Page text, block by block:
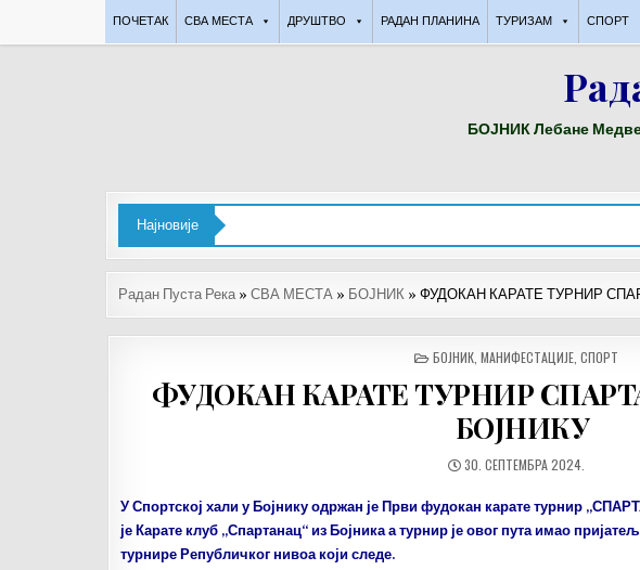
ПОЧЕТАК СВА МЕСТА ДРУШТВО РАДАН ПЛАНИНА ТУРИЗАМ СПОРТ
БОЈНИК Лебане
Најновије
Радан Пуста Река» СВА МЕСТА » БОЈНИК » ФУДОКАН КАРАТЕ ТУРНИР
POSTED
БОЈНИК ,МАНИФЕСТАЦИЈЕ ,СПОРТ
ФУДОКАН КАРАТЕ ТУРНИР
БОЈНИКУ
ДАТУМ
30. СЕПТЕМБРА 2024.
У Спортској хали у Бојнику одржан је Први фудокан карате турнир
је Карате клуб „Спартанац“ из Бојника а турнир је овог пута имао
турнире Републичког нивоа који следе.